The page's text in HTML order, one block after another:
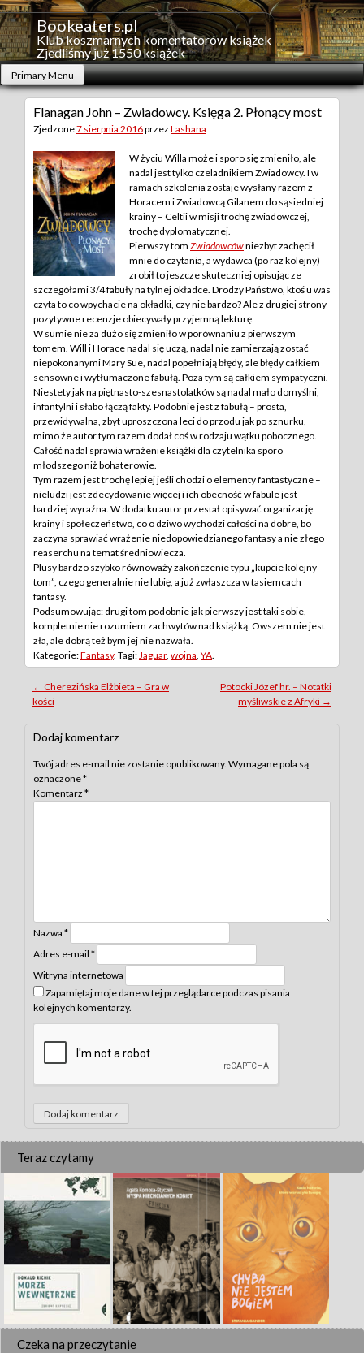
Skip
to
content
Bookeaters.pl
Klub koszmarnych komentatorów książek
Zjedliśmy już 1550 książek
Primary Menu
Flanagan John – Zwiadowcy. Księga 2. Płonący most
Zjedzone7 sierpnia 2016przez Lashana
W życiu Willa może i sporo się zmieniło, ale
nadal jest tylko czeladnikiem Zwiadowcy. I w
ramach szkolenia zostaje wysłany razem z
Horacem i Zwiadowcą Gilanem do sąsiedniej
krainy – Celtii w misji trochę zwiadowczej,
trochę dyplomatycznej.
Pierwszy tom Zwiadowcówniezbyt zachęcił
mnie do czytania, a wydawca (po raz kolejny)
zrobił to jeszcze skuteczniej opisując ze
szczegółami 3/4 fabuły na tylnej okładce. Drodzy Państwo, ktoś u was
czyta to co wpychacie na okładki, czy nie bardzo? Ale z drugiej strony
pozytywne recenzje obiecywały przyjemną lekturę.
W sumie nie za dużo się zmieniło w porównaniu z pierwszym
tomem. Will i Horace nadal się uczą, nadal nie zamierzają zostać
niepokonanymi Mary Sue, nadal popełniają błędy, ale błędy całkiem
sensowne i wytłumaczone fabułą. Poza tym są całkiem sympatyczni.
Niestety jak na piętnasto-szesnastolatków są nadal mało domyślni,
infantylni i słabo łączą fakty. Podobnie jest z fabułą – prosta,
przewidywalna, zbyt uproszczona leci do przodu jak po sznurku,
mimo że autor tym razem dodał coś w rodzaju wątku pobocznego.
Całość nadal sprawia wrażenie książki dla czytelnika sporo
młodszego niż bohaterowie.
Tym razem jest trochę lepiej jeśli chodzi o elementy fantastyczne –
nieludzi jest zdecydowanie więcej i ich obecność w fabule jest
bardziej wyraźna. W dodatku autor przestał opisywać organizację
krainy i społeczeństwo, co o dziwo wychodzi całości na dobre, bo
zaczyna sprawiać wrażenie niedopowiedzianego fantasy a nie złego
reaserchu na temat średniowiecza.
Plusy bardzo szybko równoważy zakończenie typu „kupcie kolejny
tom”, czego generalnie nie lubię, a już zwłaszcza w tasiemcach
fantasy.
Podsumowując: drugi tom podobnie jak pierwszy jest taki sobie,
kompletnie nie rozumiem zachwytów nad książką. Owszem nie jest
zła, ale dobrą też bym jej nie nazwała.
Kategorie:Fantasy. Tagi: Jaguar, wojna YA
Post
navigation
← Cherezińska Elżbieta – Gra w
kości
Potocki Józef hr. – Notatki
myśliwskie z Afryki →
Dodaj komentarz
Twój adres e-mail nie zostanie opublikowany. Wymagane pola są
oznaczone*
Komentarz *
Nazwa *
Adres e-mail *
Witryna internetowa
Zapamiętaj moje dane w tej przeglądarce podczas pisania
kolejnych komentarzy.
Teraz czytamy
Czeka na przeczytanie